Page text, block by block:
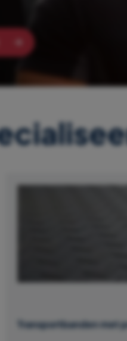
Transportbanden met